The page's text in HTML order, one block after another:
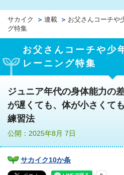
サカイク 連載
お父さんコーチや
グ特集
お父さんコーチや少
レーニング特集
ジュニア年代の身体能力の
が遅くても、体が小さくて
練習法
公開：2025年8月 7日
サカイク10か条